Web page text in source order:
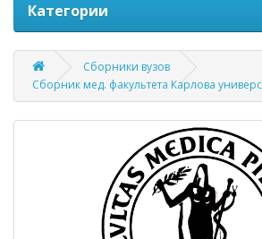
Категории
Сборники вузов
Сборник мед. факультета Карлова